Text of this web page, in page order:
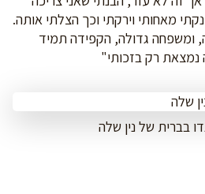
מאחותי וירקתי וכך הצלתי אותה.
ומשפחה גדולה, הקפידה תמיד
רק בזכותי"
בברית של נין שלה